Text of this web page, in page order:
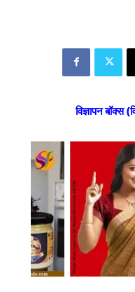
विज्ञापन बॉक्स